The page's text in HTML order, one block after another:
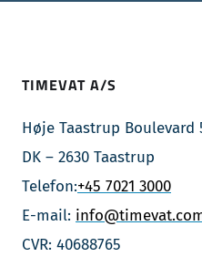
TIMEVAT A/S
Høje Taastrup Boulevard
DK – 2630 Taastrup
Telefon:+45 7021 3000
E-mail:
CVR: 40688765